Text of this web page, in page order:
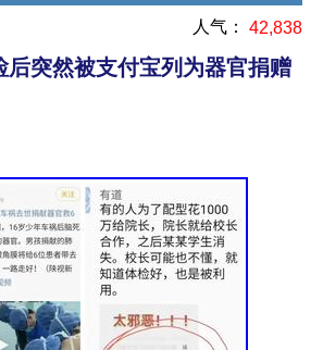
人气： 42,838
后突然被支付宝列为器官捐赠